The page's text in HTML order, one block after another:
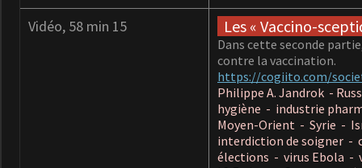
Vidéo, 58 min 15 Les « Vaccino-
Dans cette seconde
contre la vaccination.
https://cogiito.com/
Philippe A. Jandrok -
hygiène - industrie
Moyen-Orient - Syrie -
interdiction de soigner
élections - virus Ebola -